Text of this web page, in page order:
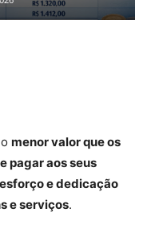
menor valor que os
pagar aos seus
e dedicação
e serviços.